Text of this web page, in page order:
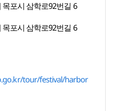
포시 삼학로92번길 6
포시 삼학로92번길 6
tour/festival/harbor